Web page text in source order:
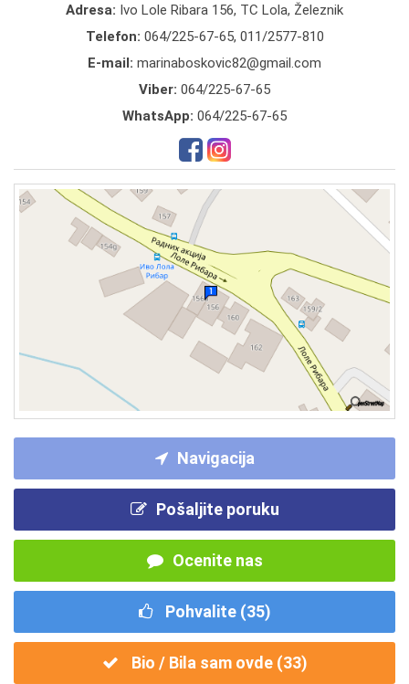
Adresa: Ivo Lole Ribara 156, TC Lola, Železnik
Telefon: 064/225-67-65, 011/2577-810
E-mail: marinaboskovic82@gmail.com
Viber: 064/225-67-65
WhatsApp: 064/225-67-65
Navigacija
Pošaljite poruku
Ocenite nas
Pohvalite (35)
Bio / Bila sam ovde (33)